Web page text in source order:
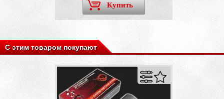
Купить
С этим товаром покупают